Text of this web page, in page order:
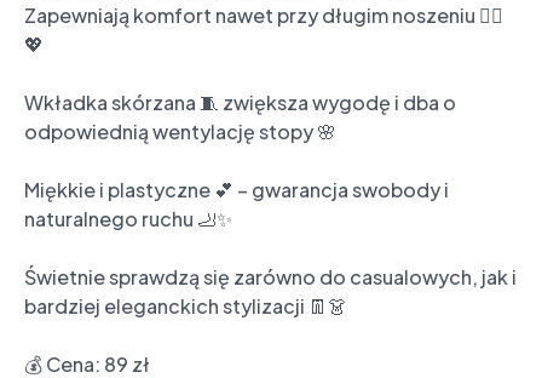
Zapewniają komfort nawet przy długim noszeniu 🚶‍♀️
💖
Wkładka skórzana 🧵 zwiększa wygodę i dba o
odpowiednią wentylację stopy 🌸
Miękkie i plastyczne 💕 – gwarancja swobody i
naturalnego ruchu 🦶✨
Świetnie sprawdzą się zarówno do casualowych, jak i
bardziej eleganckich stylizacji 👖👗
💰 Cena: 89 zł